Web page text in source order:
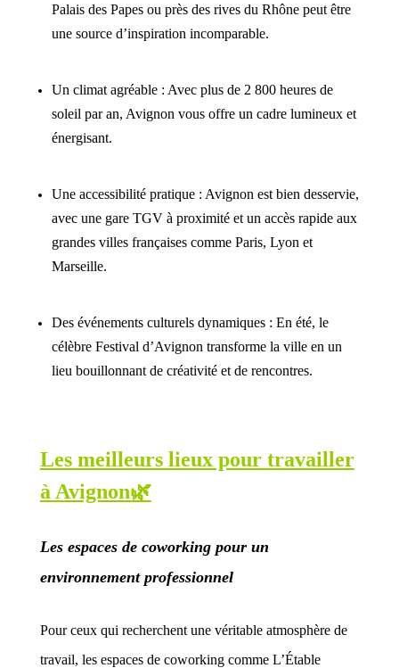
Palais des Papes ou près des rives du Rhône peut être
une source d’inspiration incomparable.
Un climat agréable : Avec plus de 2 800 heures de
soleil par an, Avignon vous offre un cadre lumineux et
énergisant.
Une accessibilité pratique : Avignon est bien desservie,
avec une gare TGV à proximité et un accès rapide aux
grandes villes françaises comme Paris, Lyon et
Marseille.
Des événements culturels dynamiques : En été, le
célèbre Festival d’Avignon transforme la ville en un
lieu bouillonnant de créativité et de rencontres.
Les meilleurs lieux pour travailler
à Avignon🌿
Les espaces de coworking pour un
environnement professionnel
Pour ceux qui recherchent une véritable atmosphère de
travail, les espaces de coworking comme L’Étable